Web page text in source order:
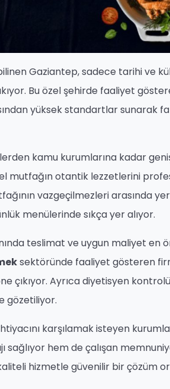
Gaziantep, sadece tarihi ve
Bu özel şehirde faaliyet
yüksek standartlar sunarak
kamu kurumlarına kadar
mutfağın otantik lezzetlerini
vazgeçilmezleri arasında
menülerinde sıkça yer alıyor.
teslimat ve uygun maliyet en
sektöründe faaliyet gösteren
çıkıyor. Ayrıca diyetisyen
gözetiliyor.
karşılamak isteyen
hem de çalışan
hizmetle güvenilir bir çözüm